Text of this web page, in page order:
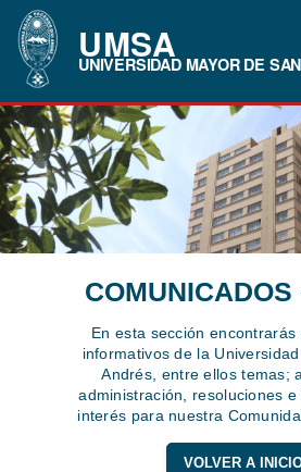
UMSA
UNIVERSIDAD MAYOR DE
COMUNICADOS
En esta sección encontrarás
informativos de la
Andrés, entre ellos temas;
administración, resoluciones
interés para nuestra
VOLVER A